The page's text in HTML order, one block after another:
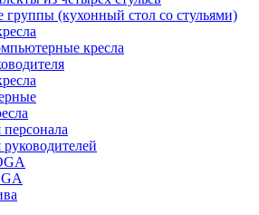
группы (кухонный стол со стульями)
кресла